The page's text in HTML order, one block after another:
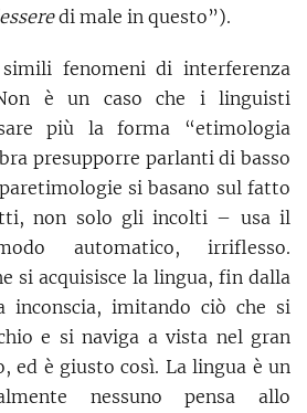
di male in questo”).
fenomeni di interferenza
è un caso che i linguisti
più la forma “etimologia
presupporre parlanti di basso
si basano sul fatto
non solo gli incolti – usa il
automatico, irriflesso.
si acquisisce la lingua, fin dalla
inconscia, imitando ciò che si
e si naviga a vista nel gran
ed è giusto così. La lingua è un
nessuno pensa allo